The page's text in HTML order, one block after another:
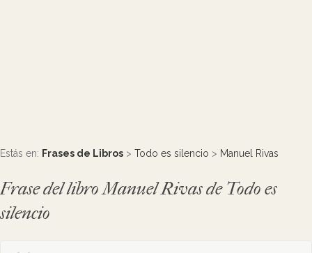
Estás en: Frases de Libros > Todo es silencio > Manuel Rivas
Frase del libro Manuel Rivas de Todo es
silencio